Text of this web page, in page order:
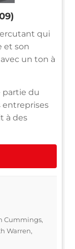
qui
et son
un ton à
partie du
entreprises
à des
Cummings,
Warren,